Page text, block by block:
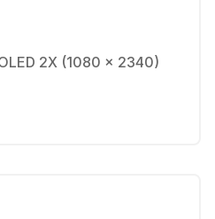
2X (1080 x 2340)